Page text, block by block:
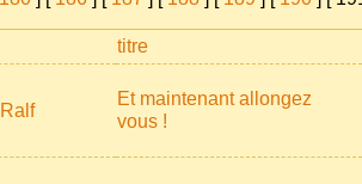
titre
Et maintenant allongez
vous !